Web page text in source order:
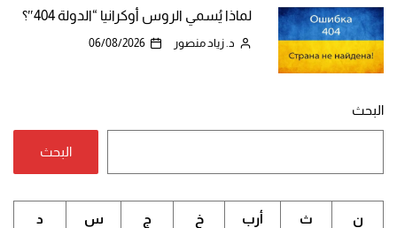
لماذا يُسمي الروس أوكرانيا “الدولة 404″؟
د. زياد منصور 06/08/2026
البحث
البحث
ن ث أرب خ ج س د